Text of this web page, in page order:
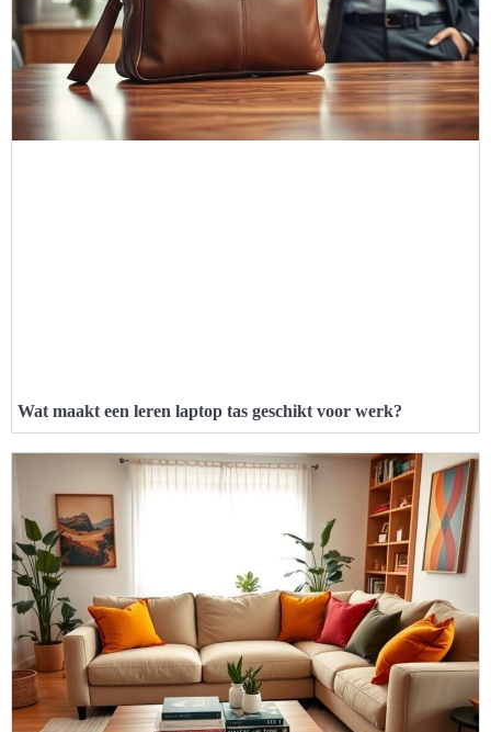
Wat maakt een leren laptop tas geschikt voor werk?